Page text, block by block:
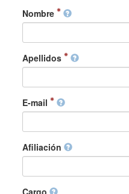
Nombre
Apellidos
E-mail
Afiliación
Cargo